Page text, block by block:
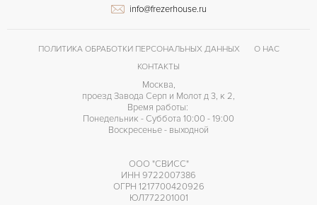
info@frezerhouse.ru
ПОЛИТИКА ОБРАБОТКИ ПЕРСОНАЛЬНЫХ ДАННЫХ
О НАС
КОНТАКТЫ
Москва,
проезд Завода Серп и Молот д 3, к 2,
Время работы:
Понедельник - Суббота 10:00 - 19:00
Воскресенье - выходной
ООО "СВИСС"
ИНН 9722007386
ОГРН 1217700420926
ЮЛ772201001